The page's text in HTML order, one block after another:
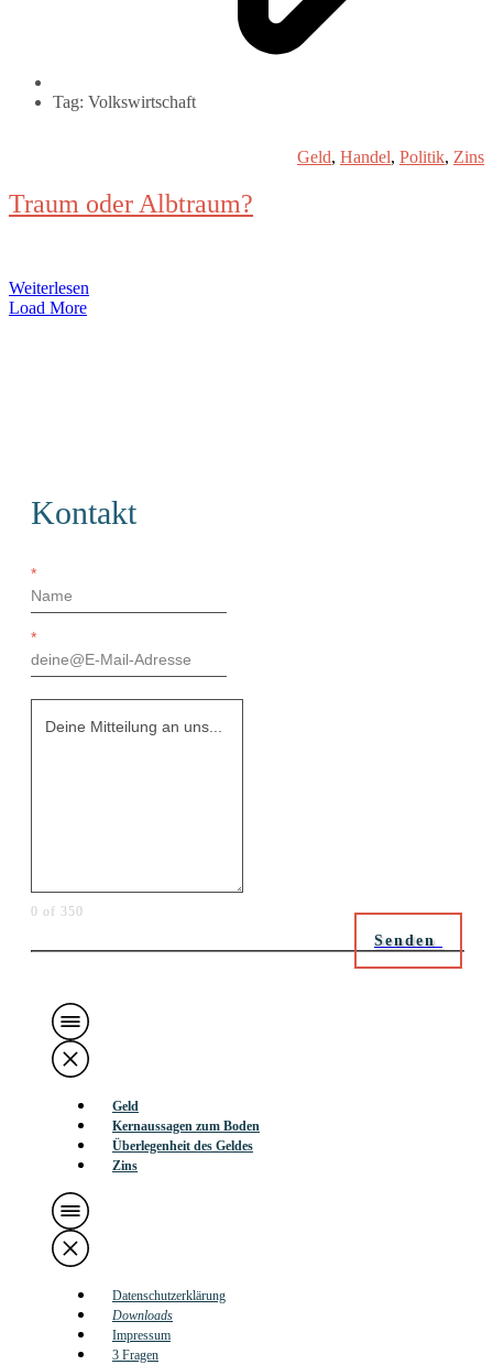
Tag: Volkswirtschaft
Geld, Handel, Politik, Zins
Traum oder Albtraum?
Weiterlesen
Load More
Kontakt
*
*
0 of 350
Senden
Geld
Kernaussagen zum Boden
Überlegenheit des Geldes
Zins
Datenschutzerklärung
Downloads
Impressum
3 Fragen